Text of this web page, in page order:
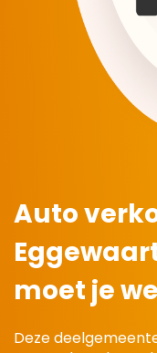
Auto
moet je
Deze